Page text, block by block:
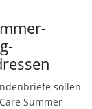
sollen
Summer